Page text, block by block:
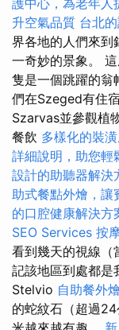
護中心，為老年人
升空氣品質 台北
界各地的人們來到
一奇妙的景象。
隻是一個跳躍的翁
們在Szeged有住
Szarvas並參觀植
餐飲 多樣化的裝
詳細說明，助您輕
設計的助聽器解決
助式餐點外燴，讓
的口腔健康解決方
SEO Services 按
看到幾天的視線（
記該地區到處都是
Stelvio 自助餐外
的蛇紋石（超過